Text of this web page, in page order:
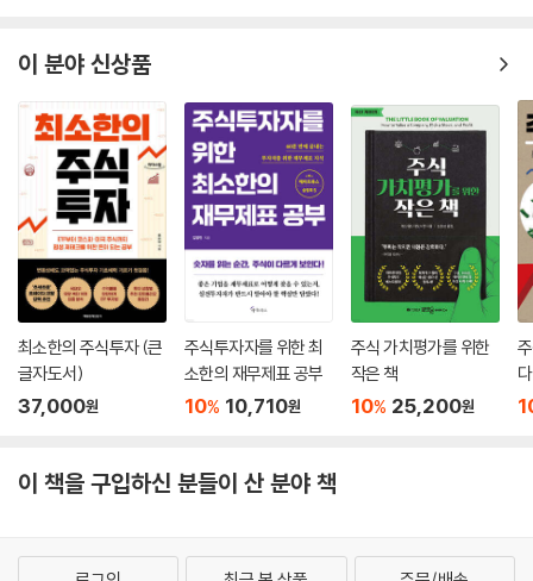
이 분야 신상품
최소한의 주식투자 (큰
글자도서)
37,000원
주식투자자를 위한 최
소한의 재무제표 공부
10% 10,710원
주식 가치평가를 위한
작은 책
10% 25,200원
이 책을 구입하신 분들이 산 분야 책